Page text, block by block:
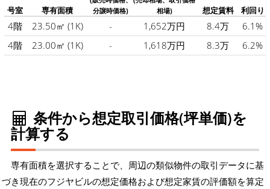
号室 専有面積
分譲時価格)
相場)
想定賃料 利回り
4階 23.50㎡ (1K) - 1,652万円 8.4万
6.1%
4階
23.00㎡ (1K) - 1,618万円 8.3万 6.2%
条件から想定取引価格(坪単価)を
計算する
専有面積を選択することで、周辺の類似物件の取引データに基
づき現在のフジヤビルの想定価格および想定家賃の評価額を算定